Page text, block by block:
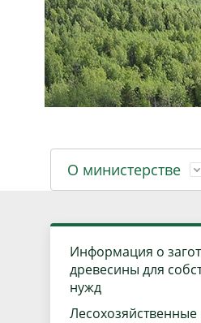
О министерстве
Руководство
Положение
Полномочия
Информация о
древесины для
нужд